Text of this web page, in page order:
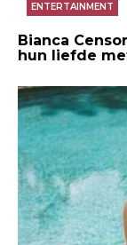
ENTERTAINMENT
Bianca
hun liefde